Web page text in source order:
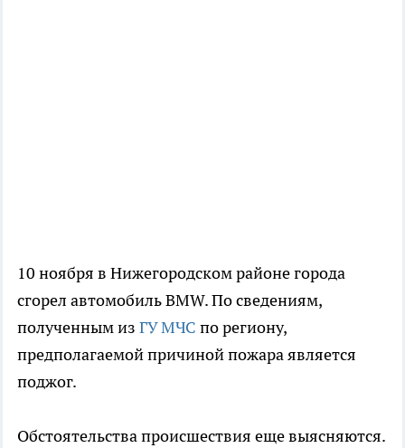
10 ноября в Нижегородском районе города
сгорел автомобиль BMW. По сведениям,
полученным из ГУ МЧС по региону,
предполагаемой причиной пожара является
поджог.
Обстоятельства происшествия еще выясняются.